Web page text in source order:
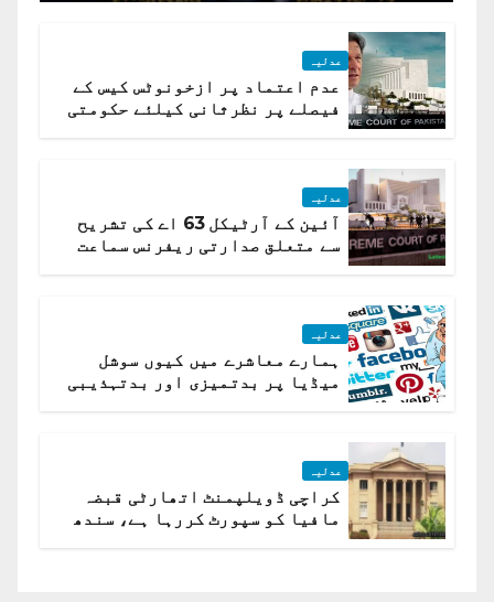
عدلیہ
عدم اعتماد پر ازخونوٹس کیس کے
فیصلے پر نظرثانی کیلئے حکومتی
عدلیہ
آئین کے آرٹیکل 63 اے کی تشریح
سے متعلق صدارتی ریفرنس سماعت
عدلیہ
ہمارے معاشرے میں کیوں سوشل
میڈیا پر بدتمیزی اور بدتہذیبی
عدلیہ
کراچی ڈویلپمنٹ اتھارٹی قبضہ
مافیا کو سپورٹ کررہا ہے، سندھ